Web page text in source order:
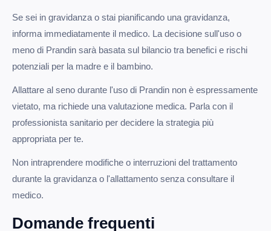
Se sei in gravidanza o stai pianificando una gravidanza,
informa immediatamente il medico. La decisione sull'uso o
meno di Prandin sarà basata sul bilancio tra benefici e rischi
potenziali per la madre e il bambino.
Allattare al seno durante l'uso di Prandin non è espressamente
vietato, ma richiede una valutazione medica. Parla con il
professionista sanitario per decidere la strategia più
appropriata per te.
Non intraprendere modifiche o interruzioni del trattamento
durante la gravidanza o l'allattamento senza consultare il
medico.
Domande frequenti